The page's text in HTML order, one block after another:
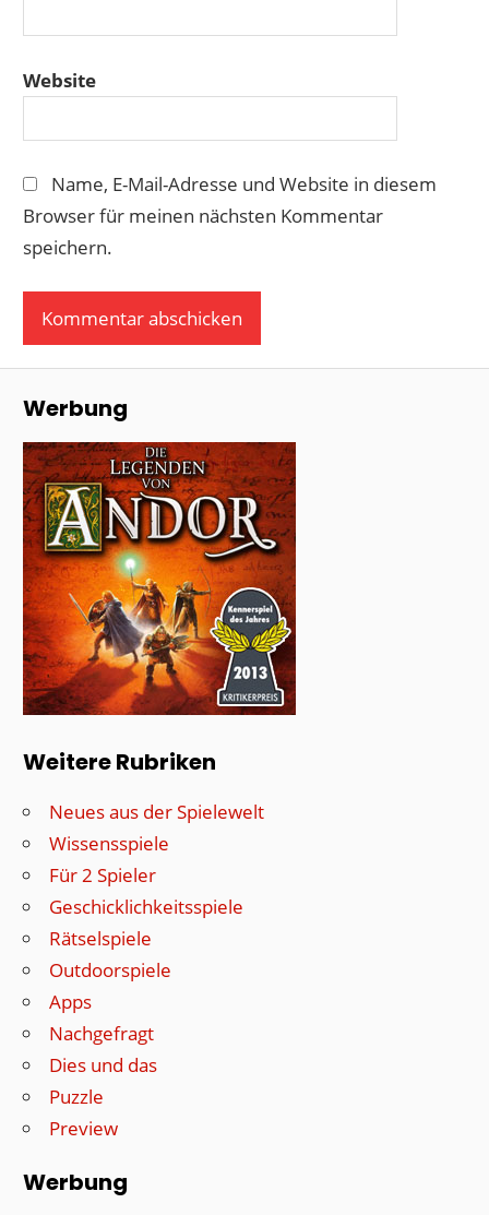
Website
Name, E-Mail-Adresse und Website in diesem
Browser für meinen nächsten Kommentar
speichern.
Werbung
Weitere Rubriken
Neues aus der Spielewelt
Wissensspiele
Für 2 Spieler
Geschicklichkeitsspiele
Rätselspiele
Outdoorspiele
Apps
Nachgefragt
Dies und das
Puzzle
Preview
Werbung